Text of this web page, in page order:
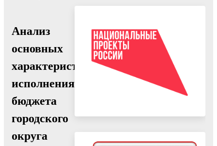
Анализ
основных
характеристик
исполнения
бюджета
городского
округа